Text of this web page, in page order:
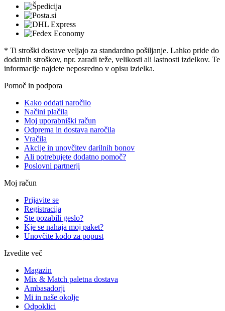
* Ti stroški dostave veljajo za standardno pošiljanje. Lahko pride do
dodatnih stroškov, npr. zaradi teže, velikosti ali lastnosti izdelkov. Te
informacije najdete neposredno v opisu izdelka.
Pomoč in podpora
Kako oddati naročilo
Načini plačila
Moj uporabniški račun
Odprema in dostava naročila
Vračila
Akcije in unovčitev darilnih bonov
Ali potrebujete dodatno pomoč?
Poslovni partnerji
Moj račun
Prijavite se
Registracija
Ste pozabili geslo?
Kje se nahaja moj paket?
Unovčite kodo za popust
Izvedite več
Magazin
Mix & Match paletna dostava
Ambasadorji
Mi in naše okolje
Odpoklici